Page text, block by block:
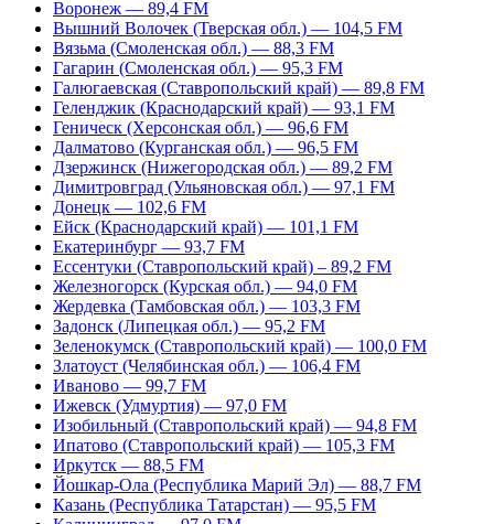
Воронеж — 89,4 FM
Вышний Волочек (Тверская обл.) — 104,5 FM
Вязьма (Смоленская обл.) — 88,3 FM
Гагарин (Смоленская обл.) — 95,3 FM
Галюгаевская (Ставропольский край) — 89,8 FM
Геленджик (Краснодарский край) — 93,1 FM
Геническ (Херсонская обл.) — 96,6 FM
Далматово (Курганская обл.) — 96,5 FM
Дзержинск (Нижегородская обл.) — 89,2 FM
Димитровград (Ульяновская обл.) — 97,1 FM
Донецк — 102,6 FM
Ейск (Краснодарский край) — 101,1 FM
Екатеринбург — 93,7 FM
Ессентуки (Ставропольский край) – 89,2 FM
Железногорск (Курская обл.) — 94,0 FM
Жердевка (Тамбовская обл.) — 103,3 FM
Задонск (Липецкая обл.) — 95,2 FM
Зеленокумск (Ставропольский край) — 100,0 FM
Златоуст (Челябинская обл.) — 106,4 FM
Иваново — 99,7 FM
Ижевск (Удмуртия) — 97,0 FM
Изобильный (Ставропольский край) — 94,8 FM
Ипатово (Ставропольский край) — 105,3 FM
Иркутск — 88,5 FM
Йошкар-Ола (Республика Марий Эл) — 88,7 FM
Казань (Республика Татарстан) — 95,5 FM